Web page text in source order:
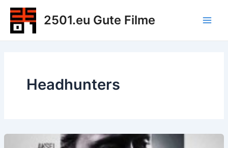
Zum
Inhalt
springen
2501.eu Gute Filme
Headhunters